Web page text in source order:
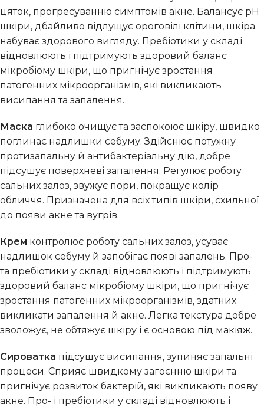
цяток, прогресуванню симптомів акне. Балансує рН
шкіри, дбайливо відлущує ороговілі клітини, шкіра
набуває здорового вигляду. Пребіотики у складі
відновлюють і підтримують здоровий баланс
мікробіому шкіри, що пригнічує зростання
патогенних мікроорганізмів, які викликають
висипання та запалення.
Маска глибоко очищує та заспокоює шкіру, швидко
поглинає надлишки себуму. Здійснює потужну
протизапальну й антибактеріальну дію, добре
підсушує поверхневі запалення. Регулює роботу
сальних залоз, звужує пори, покращує колір
обличчя. Призначена для всіх типів шкіри, схильної
до появи акне та вугрів.
Крем контролює роботу сальних залоз, усуває
надлишок себуму й запобігає появі запалень. Про-
та пребіотики у складі відновлюють і підтримують
здоровий баланс мікробіому шкіри, що пригнічує
зростання патогенних мікроорганізмів, здатних
викликати запалення й акне. Легка текстура добре
зволожує, не обтяжує шкіру і є основою під макіяж.
Сироватка підсушує висипання, зупиняє запальні
процеси. Сприяє швидкому загоєнню шкіри та
пригнічує розвиток бактерій, які викликають появу
акне. Про- і пребіотики у складі відновлюють і